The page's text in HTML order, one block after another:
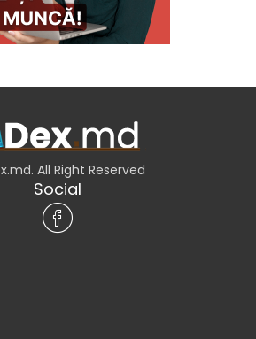
All Right Reserved
Social